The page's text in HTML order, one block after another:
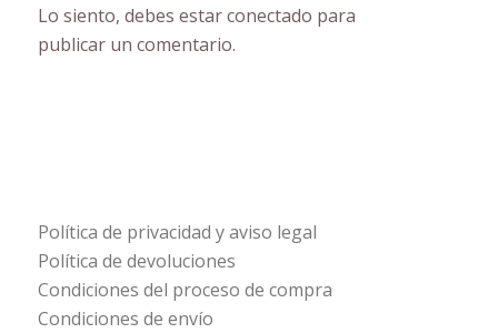
Lo siento, debes estarconectado para
publicar un comentario.
Política de privacidad y aviso legal
Política de devoluciones
Condiciones del proceso de compra
Condiciones de envío